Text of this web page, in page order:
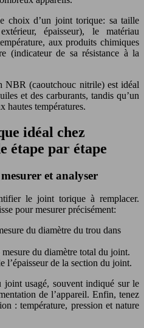
choix d’un joint torique: sa taille
épaisseur), le matériau
aux produits chimiques
(indicateur de sa résistance à la
NBR (caoutchouc nitrile) est idéal
et des carburants, tandis qu’un
hautes températures.
idéal chez
étape par étape
et analyser
le joint torique à remplacer.
pour mesurer précisément:
du diamètre du trou dans
du diamètre total du joint.
l’épaisseur de la section du joint.
joint usagé, souvent indiqué sur le
de l’appareil. Enfin, tenez
: température, pression et nature